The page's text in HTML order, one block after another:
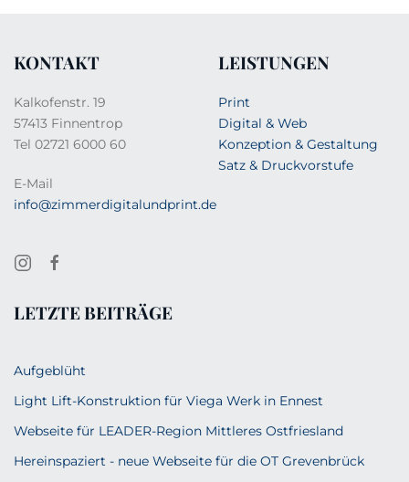
KONTAKT
Kalkofenstr. 19
57413 Finnentrop
Tel 02721 6000 60
E-Mail
info@zimmerdigitalundprint.de
LEISTUNGEN
Print
Digital & Web
Konzeption & Gestaltung
Satz & Druckvorstufe
LETZTE BEITRÄGE
Aufgeblüht
Light Lift-Konstruktion für Viega Werk in Ennest
Webseite für LEADER-Region Mittleres Ostfriesland
Hereinspaziert - neue Webseite für die OT Grevenbrück